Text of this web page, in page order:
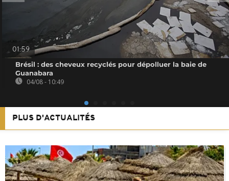
01:59
Brésil : des cheveux recyclés pour dépolluer la baie de
Guanabara
04/08 - 10:49
PLUS D'ACTUALITÉS